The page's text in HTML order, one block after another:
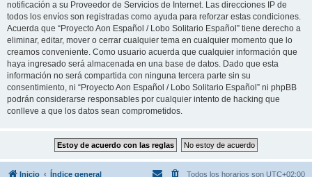
notificación a su Proveedor de Servicios de Internet. Las direcciones IP de
todos los envíos son registradas como ayuda para reforzar estas condiciones.
Acuerda que “Proyecto Aon Español / Lobo Solitario Español” tiene derecho a
eliminar, editar, mover o cerrar cualquier tema en cualquier momento que lo
creamos conveniente. Como usuario acuerda que cualquier información que
haya ingresado será almacenada en una base de datos. Dado que esta
información no será compartida con ninguna tercera parte sin su
consentimiento, ni “Proyecto Aon Español / Lobo Solitario Español” ni phpBB
podrán considerarse responsables por cualquier intento de hacking que
conlleve a que los datos sean comprometidos.
Inicio Índice general Todos los horarios son UTC+02:00